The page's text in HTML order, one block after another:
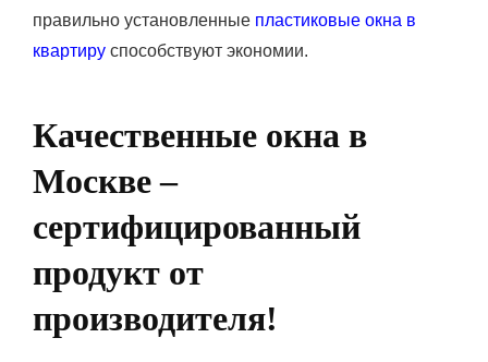
правильно установленные пластиковые окна в
квартиру способствуют экономии.
Качественные окна в
Москве –
сертифицированный
продукт от
производителя!